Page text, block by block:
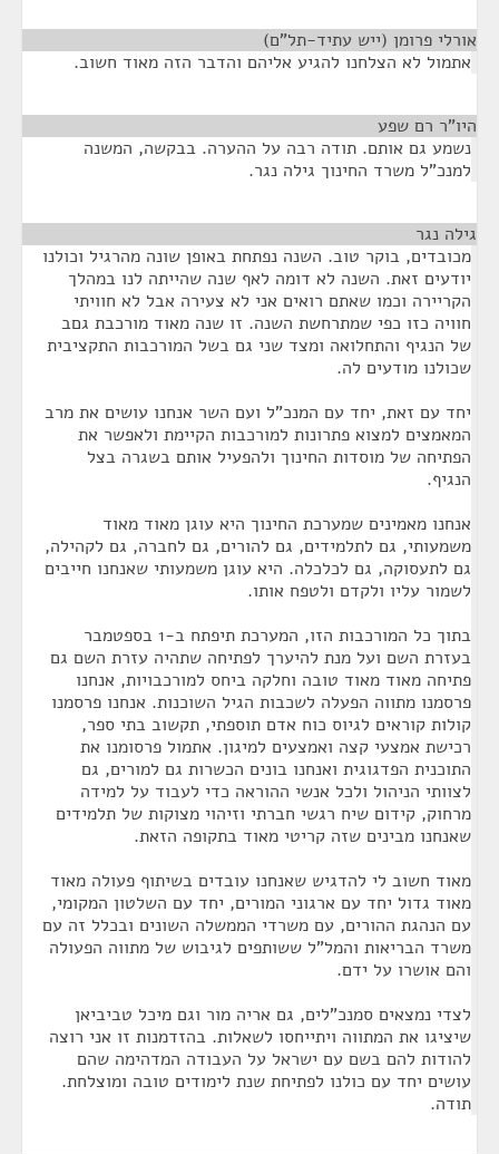
אורלי פרומן (ייש עתיד-תל"ם)
אתמול לא הצלחנו להגיע אליהם והדבר הזה מאוד חשוב.
היו"ר רם שפע
נשמע גם אותם. תודה רבה על ההערה. בבקשה, המשנה
למנכ"ל משרד החינוך גילה נגר.
גילה נגר
מכובדים, בוקר טוב. השנה נפתחת באופן שונה מהרגיל וכולנו
יודעים זאת. השנה לא דומה לאף שנה שהייתה לנו במהלך
הקריירה וכמו שאתם רואים אני לא צעירה אבל לא חוויתי
חוויה כזו כפי שמתרחשת השנה. זו שנה מאוד מורכבת גםב
של הנגיף והתחלואה ומצד שני גם בשל המורכבות התקציבית
שכולנו מודעים לה.
יחד עם זאת, יחד עם המנכ"ל ועם השר אנחנו עושים את מרב
המאמצים למצוא פתרונות למורכבות הקיימת ולאפשר את
הפתיחה של מוסדות החינוך ולהפעיל אותם בשגרה בצל
הנגיף.
אנחנו מאמינים שמערכת החינוך היא עוגן מאוד מאוד
משמעותי, גם לתלמידים, גם להורים, גם לחברה, גם לקהילה,
גם לתעסוקה, גם לכלכלה. היא עוגן משמעותי שאנחנו חייבים
לשמור עליו ולקדם ולטפח אותו.
בתוך כל המורכבות הזו, המערכת תיפתח ב-1 בספטמבר
בעזרת השם ועל מנת להיערך לפתיחה שתהיה עזרת השם גם
פתיחה מאוד מאוד טובה וחלקה ביחס למורכבויות, אנחנו
פרסמנו מתווה הפעלה לשכבות הגיל השוכנות. אנחנו פרסמנו
קולות קוראים לגיוס כוח אדם תוספתי, תקשוב בתי ספר,
רכישת אמצעי קצה ואמצעים למיגון. אתמול פרסומנו את
התוכנית הפדגוגית ואנחנו בונים הכשרות גם למורים, גם
לצוותי הניהול ולכל אנשי ההוראה כדי לעבוד על למידה
מרחוק, קידום שיח רגשי חברתי וזיהוי מצוקות של תלמידים
שאנחנו מבינים שזה קריטי מאוד בתקופה הזאת.
מאוד חשוב לי להדגיש שאנחנו עובדים בשיתוף פעולה מאוד
מאוד גדול יחד עם ארגוני המורים, יחד עם השלטון המקומי,
עם הנהגת ההורים, עם משרדי הממשלה השונים ובכלל זה עם
משרד הבריאות והמל"ל ששותפים לגיבוש של מתווה הפעולה
והם אושרו על ידם.
לצדי נמצאים סמנכ"לים, גם אריה מור וגם מיכל טביביאן
שיציגו את המתווה ויתייחסו לשאלות. בהזדמנות זו אני רוצה
להודות להם בשם עם ישראל על העבודה המדהימה שהם
עושים יחד עם כולנו לפתיחת שנת לימודים טובה ומוצלחת.
תודה.